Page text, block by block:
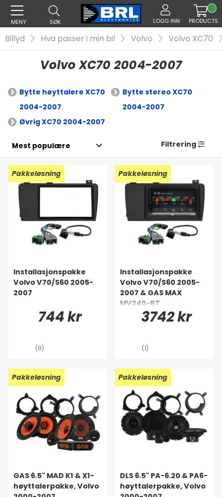
MENY SØK LOGG INN PRODUCTS
Billyd Hva passer i min bil Volvo Volvo XC70
Volvo XC70 2004-2007
Bytte høyttalere XC70
2004-2007
Bytte stereo XC70
2004-2007
Øvrig XC70 2004-2007
Filtrering
Pakkeløsning
Installasjonspakke
Volvo V70/S60 2005-
2007
744 kr
(9)
Pakkeløsning
Installasjonspakke
Volvo V70/S60 2005-
2007 & GAS MAX
MV240-BT
3742 kr
(1)
Pakkeløsning
GAS 6.5" MAD K1 & X1-
høyttalerpakke, Volvo
Pakkeløsning
DLS 6.5" PA-6.20 & PA6-
høyttalerpakke, Volvo